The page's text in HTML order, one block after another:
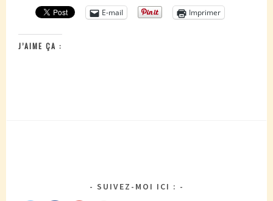
E-mail
Imprimer
J’AIME ÇA :
SUIVEZ-MOI ICI :